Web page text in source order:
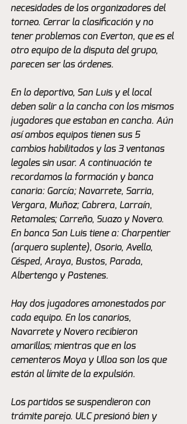
necesidades de los organizadores del
torneo. Cerrar la clasificación y no
tener problemas con Everton, que es el
otro equipo de la disputa del grupo,
parecen ser las órdenes.
En lo deportivo, San Luis y el local
deben salir a la cancha con los mismos
jugadores que estaban en cancha. Aún
así ambos equipos tienen sus 5
cambios habilitados y las 3 ventanas
legales sin usar. A continuación te
recordamos la formación y banca
canaria: García; Navarrete, Sarria,
Vergara, Muñoz; Cabrera, Larraín,
Retamales; Carreño, Suazo y Novero.
En banca San Luis tiene a: Charpentier
(arquero suplente), Osorio, Avello,
Césped, Araya, Bustos, Parada,
Albertengo y Pastenes.
Hay dos jugadores amonestados por
cada equipo. En los canarios,
Navarrete y Novero recibieron
amarillas; mientras que en los
cementeros Moya y Ulloa son los que
están al límite de la expulsión.
Los partidos se suspendieron con
trámite parejo. ULC presionó bien y